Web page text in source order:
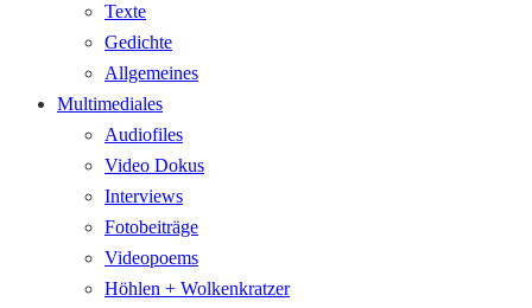
Texte
Gedichte
Allgemeines
Multimediales
Audiofiles
Video Dokus
Interviews
Fotobeiträge
Videopoems
Höhlen + Wolkenkratzer